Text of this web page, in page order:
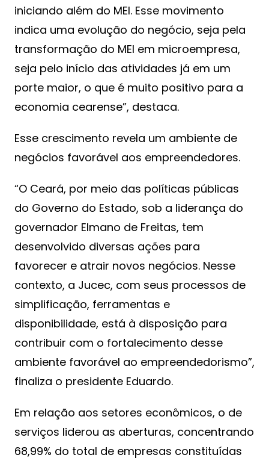
iniciando além do MEI. Esse movimento
indica uma evolução do negócio, seja pela
transformação do MEI em microempresa,
seja pelo início das atividades já em um
porte maior, o que é muito positivo para a
economia cearense”, destaca.
Esse crescimento revela um ambiente de
negócios favorável aos empreendedores.
“O Ceará, por meio das políticas públicas
do Governo do Estado, sob a liderança do
governador Elmano de Freitas, tem
desenvolvido diversas ações para
favorecer e atrair novos negócios. Nesse
contexto, a Jucec, com seus processos de
simplificação, ferramentas e
disponibilidade, está à disposição para
contribuir com o fortalecimento desse
ambiente favorável ao empreendedorismo”,
finaliza o presidente Eduardo.
Em relação aos setores econômicos, o de
serviços liderou as aberturas, concentrando
68,99% do total de empresas constituídas